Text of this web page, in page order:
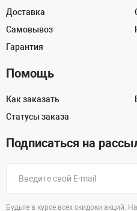
Доставка
Самовывоз
Гарантия
Помощь
Как заказать
Статусы заказа
Подписаться на
Будьте в курсе всех скидоки акций.